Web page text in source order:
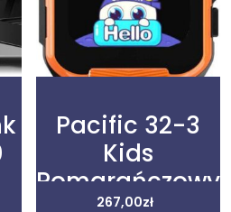
Pacific 32-3
Kids
Pomarańczowy
267,00zł